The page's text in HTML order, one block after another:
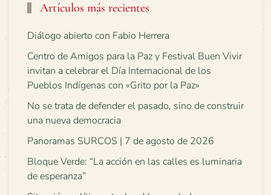
Artículos más recientes
Diálogo abierto con Fabio Herrera
Centro de Amigos para la Paz y Festival Buen Vivir
invitan a celebrar el Día Internacional de los
Pueblos Indígenas con «Grito por la Paz»
No se trata de defender el pasado, sino de construir
una nueva democracia
Panoramas SURCOS | 7 de agosto de 2026
Bloque Verde: “La acción en las calles es luminaria
de esperanza”